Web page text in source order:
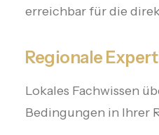
erreichbar für die
Regionale
Lokales Fachwissen
Bedingungen in Ihrer